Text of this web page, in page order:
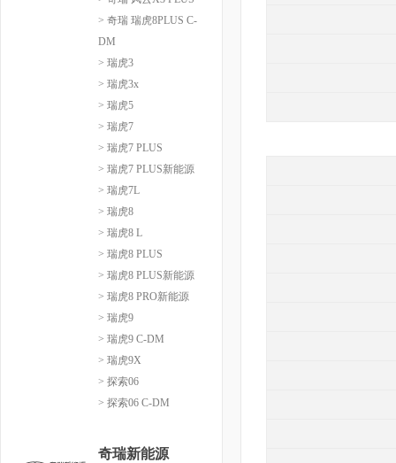
> 奇瑞 瑞虎8PLUS C-
DM
> 瑞虎3
> 瑞虎3x
> 瑞虎5
> 瑞虎7
> 瑞虎7 PLUS
> 瑞虎7 PLUS新能源
> 瑞虎7L
> 瑞虎8
> 瑞虎8 L
> 瑞虎8 PLUS
> 瑞虎8 PLUS新能源
> 瑞虎8 PRO新能源
> 瑞虎9
> 瑞虎9 C-DM
> 瑞虎9X
> 探索06
> 探索06 C-DM
奇瑞新能源